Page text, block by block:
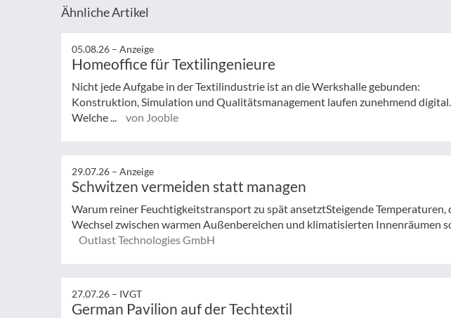
Ähnliche Artikel
05.08.26 – Anzeige
Homeoffice für Textilingenieure
Nicht jede Aufgabe in der Textilindustrie ist an die Werkshalle gebunden:
Konstruktion, Simulation und Qualitätsmanagement laufen zunehmend digital.
Welche ...
von Jooble
29.07.26 – Anzeige
Schwitzen vermeiden statt managen
Warum reiner Feuchtigkeitstransport zu spät ansetztSteigende Temperaturen,
Wechsel zwischen warmen Außenbereichen und klimatisierten Innenräumen
Outlast Technologies GmbH
27.07.26 – IVGT
German Pavilion auf der Techtextil